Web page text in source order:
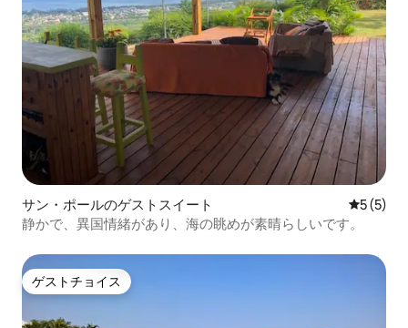
サン・ポールのゲストスイート レビュー
5 (5)
静かで、異国情緒があり、海の眺めが素晴らしいです。
ゲストチョイス
ゲストチョイス